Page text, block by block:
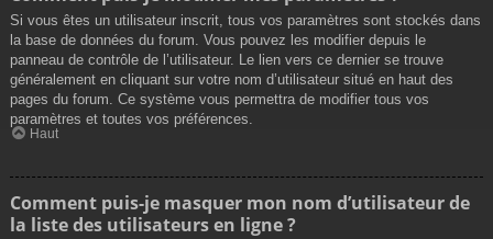
Si vous êtes un utilisateur inscrit, tous vos paramètres sont stockés dans
la base de données du forum. Vous pouvez les modifier depuis le
panneau de contrôle de l’utilisateur. Le lien vers ce dernier se trouve
généralement en cliquant sur votre nom d’utilisateur situé en haut des
pages du forum. Ce système vous permettra de modifier tous vos
paramètres et toutes vos préférences.
Haut
Comment puis-je masquer mon nom d’utilisateur de
la liste des utilisateurs en ligne ?